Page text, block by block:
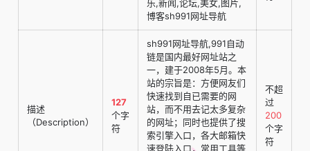
乐,新闻,论坛,美女,图片,
博客sh991网址导航
描述
（Description）
127
个字
符
sh991网址导航,991自动
链是国内最好网址站之
一，建于2008年5月。本
站的宗旨是：方便网友们
快速找到自已需要的网
站，而不用去记太多复杂
的网址；同时也提供了搜
索引擎入口，各大邮箱快
速登陆入口，常用工具等
不超
过
200
个字
符